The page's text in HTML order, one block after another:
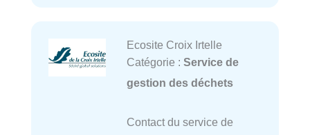
Ecosite Croix Irtelle
Catégorie : Service de
gestion des déchets
Contact du service de